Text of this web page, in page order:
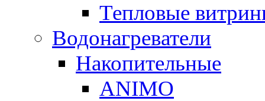
Тепловые
Водонагреватели
Накопительные
ANIMO